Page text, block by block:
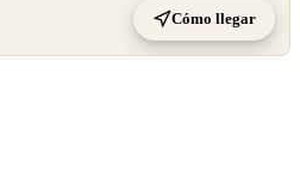
Cómo llegar